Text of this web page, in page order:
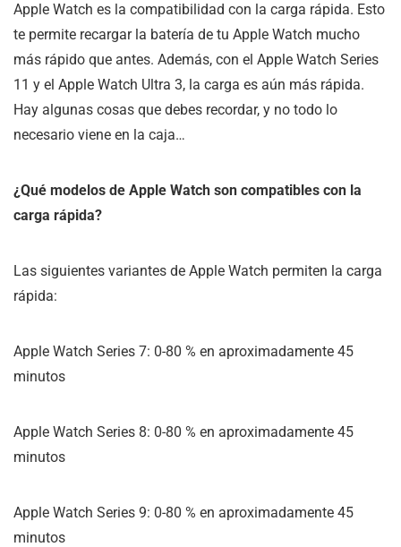
Apple Watch es la compatibilidad con la carga rápida. Esto
te permite recargar la batería de tu Apple Watch mucho
más rápido que antes. Además, con el Apple Watch Series
11 y el Apple Watch Ultra 3, la carga es aún más rápida.
Hay algunas cosas que debes recordar, y no todo lo
necesario viene en la caja…
¿Qué modelos de Apple Watch son compatibles con la
carga rápida?
Las siguientes variantes de Apple Watch permiten la carga
rápida:
Apple Watch Series 7: 0-80 % en aproximadamente 45
minutos
Apple Watch Series 8: 0-80 % en aproximadamente 45
minutos
Apple Watch Series 9: 0-80 % en aproximadamente 45
minutos